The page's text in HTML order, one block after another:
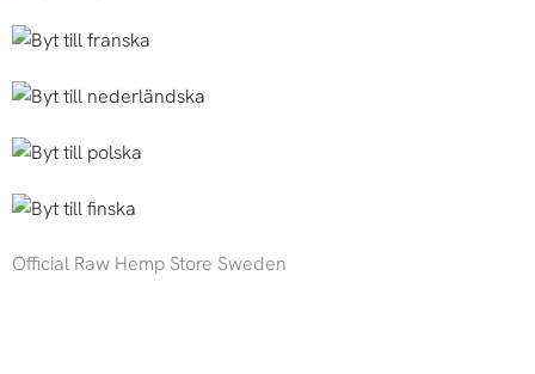
Official Raw Hemp Store Sweden